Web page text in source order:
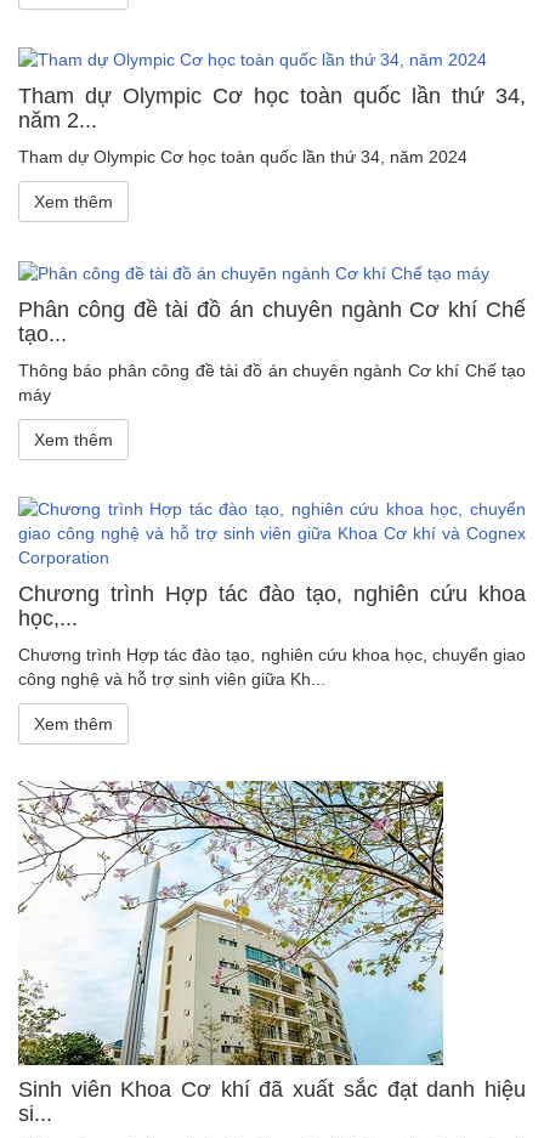
Tham dự Olympic Cơ học toàn quốc lần thứ 34,
năm 2...
Tham dự Olympic Cơ học toàn quốc lần thứ 34, năm 2024
Xem thêm
Phân công đề tài đồ án chuyên ngành Cơ khí Chế
tạo...
Thông báo phân công đề tài đồ án chuyên ngành Cơ khí Chế tạo
máy
Xem thêm
Chương trình Hợp tác đào tạo, nghiên cứu khoa
học,...
Chương trình Hợp tác đào tạo, nghiên cứu khoa học, chuyển giao
công nghệ và hỗ trợ sinh viên giữa Kh...
Xem thêm
Sinh viên Khoa Cơ khí đã xuất sắc đạt danh hiệu
si...